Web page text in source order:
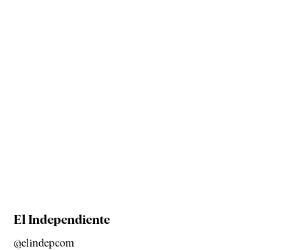
El Independiente
@elindepcom